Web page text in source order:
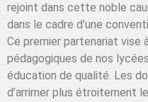
rejoint dans cette noble
dans le cadre d’une
Ce premier partenariat vise
pédagogiques de nos
éducation de qualité. Les
d’arrimer plus étroitement